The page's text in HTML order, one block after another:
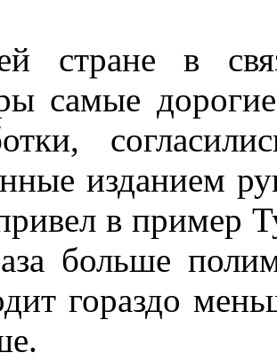
стране в
самые
изданием
в пример
больше
гораздо